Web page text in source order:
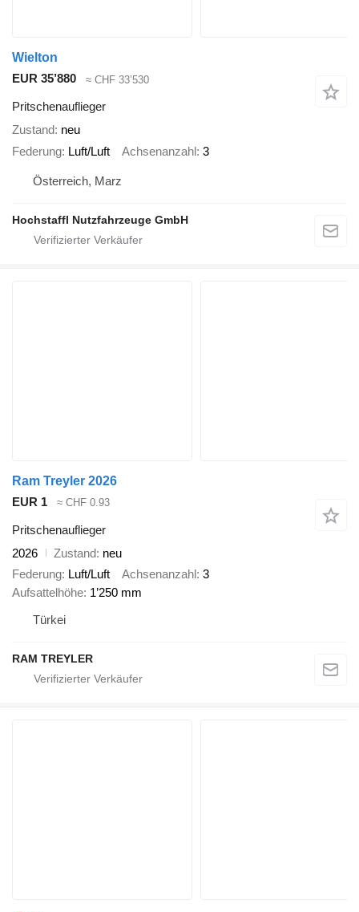
Wielton
EUR 35’880
≈ CHF 33’530
Pritschenauflieger
Zustand neu
Federung Luft/Luft Achsenanzahl 3
Österreich, Marz
Hochstaffl Nutzfahrzeuge GmbH
Ram Treyler 2026
EUR 1
≈ CHF 0.93
Pritschenauflieger
2026
Zustand neu
Federung Luft/Luft Achsenanzahl 3
Aufsattelhöhe 1’250 mm
Türkei
RAM TREYLER